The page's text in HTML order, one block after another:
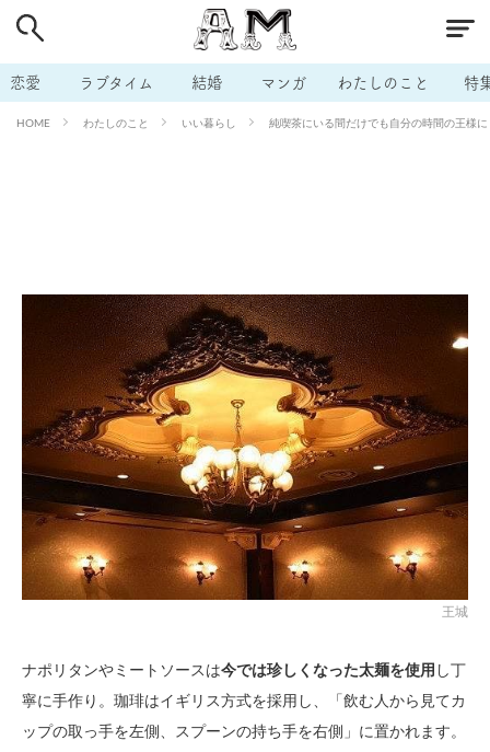
恋愛 ラブタイム 結婚 マンガ わたしのこと 特
HOME わたしのこと いい暮らし 純喫茶にいる間だけでも自分の時間の王様
王城
ナポリタンやミートソースは今では珍しくなった太麺を使用 し丁
寧に手作り。珈琲はイギリス方式を採用し、「飲む人から見てカ
ップの取っ手を左側、スプーンの持ち手を右側」に置かれます。
# 男の本音 # セフレ
# 不倫 # 出会う方法 # マッチングアプリ
# ラブグッズ # 体の相性 # イケない